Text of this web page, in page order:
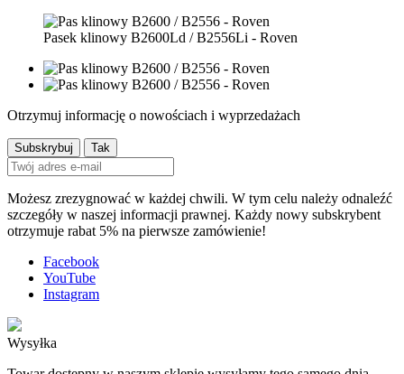
Pasek klinowy B2600Ld / B2556Li - Roven
Otrzymuj informację o nowościach i wyprzedażach
Możesz zrezygnować w każdej chwili. W tym celu należy odnaleźć
szczegóły w naszej informacji prawnej. Każdy nowy subskrybent
otrzymuje rabat 5% na pierwsze zamówienie!
Facebook
YouTube
Instagram
Wysyłka